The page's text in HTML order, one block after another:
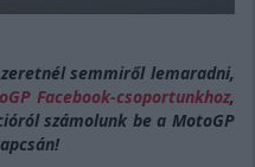
semmiről lemaradni,
Facebook-csoportunkhoz,
számolunk be a MotoGP